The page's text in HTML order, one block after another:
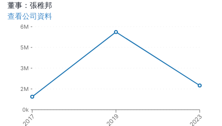
董事 ： 張稚邦
查看公司資料
2017 2019 2023
0k
2M
3M
5M
6M